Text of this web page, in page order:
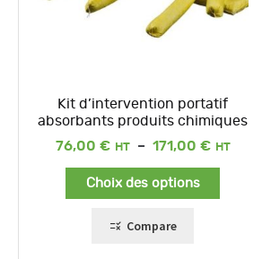
Kit d’intervention portatif
absorbants produits chimiques
76,00 € – 171,00 €
Plage
Choix des options
Compare